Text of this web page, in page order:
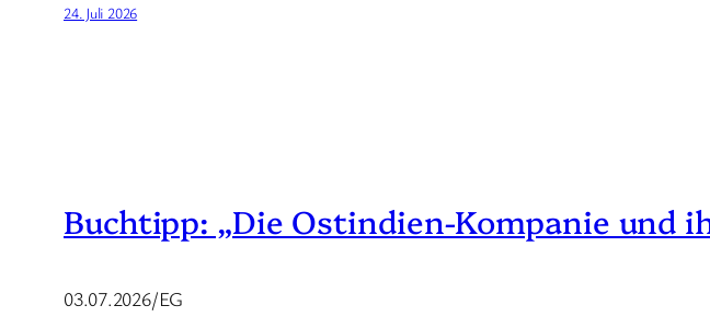
24. Juli 2026
Buchtipp: „Die Ostindien-Kompanie und
03.07.2026/EG